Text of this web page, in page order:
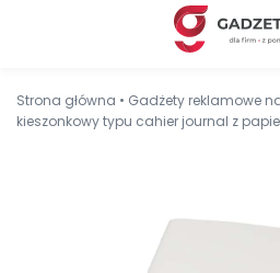
Strona główna • Gadżety reklamowe
kieszonkowy typu cahier journal z